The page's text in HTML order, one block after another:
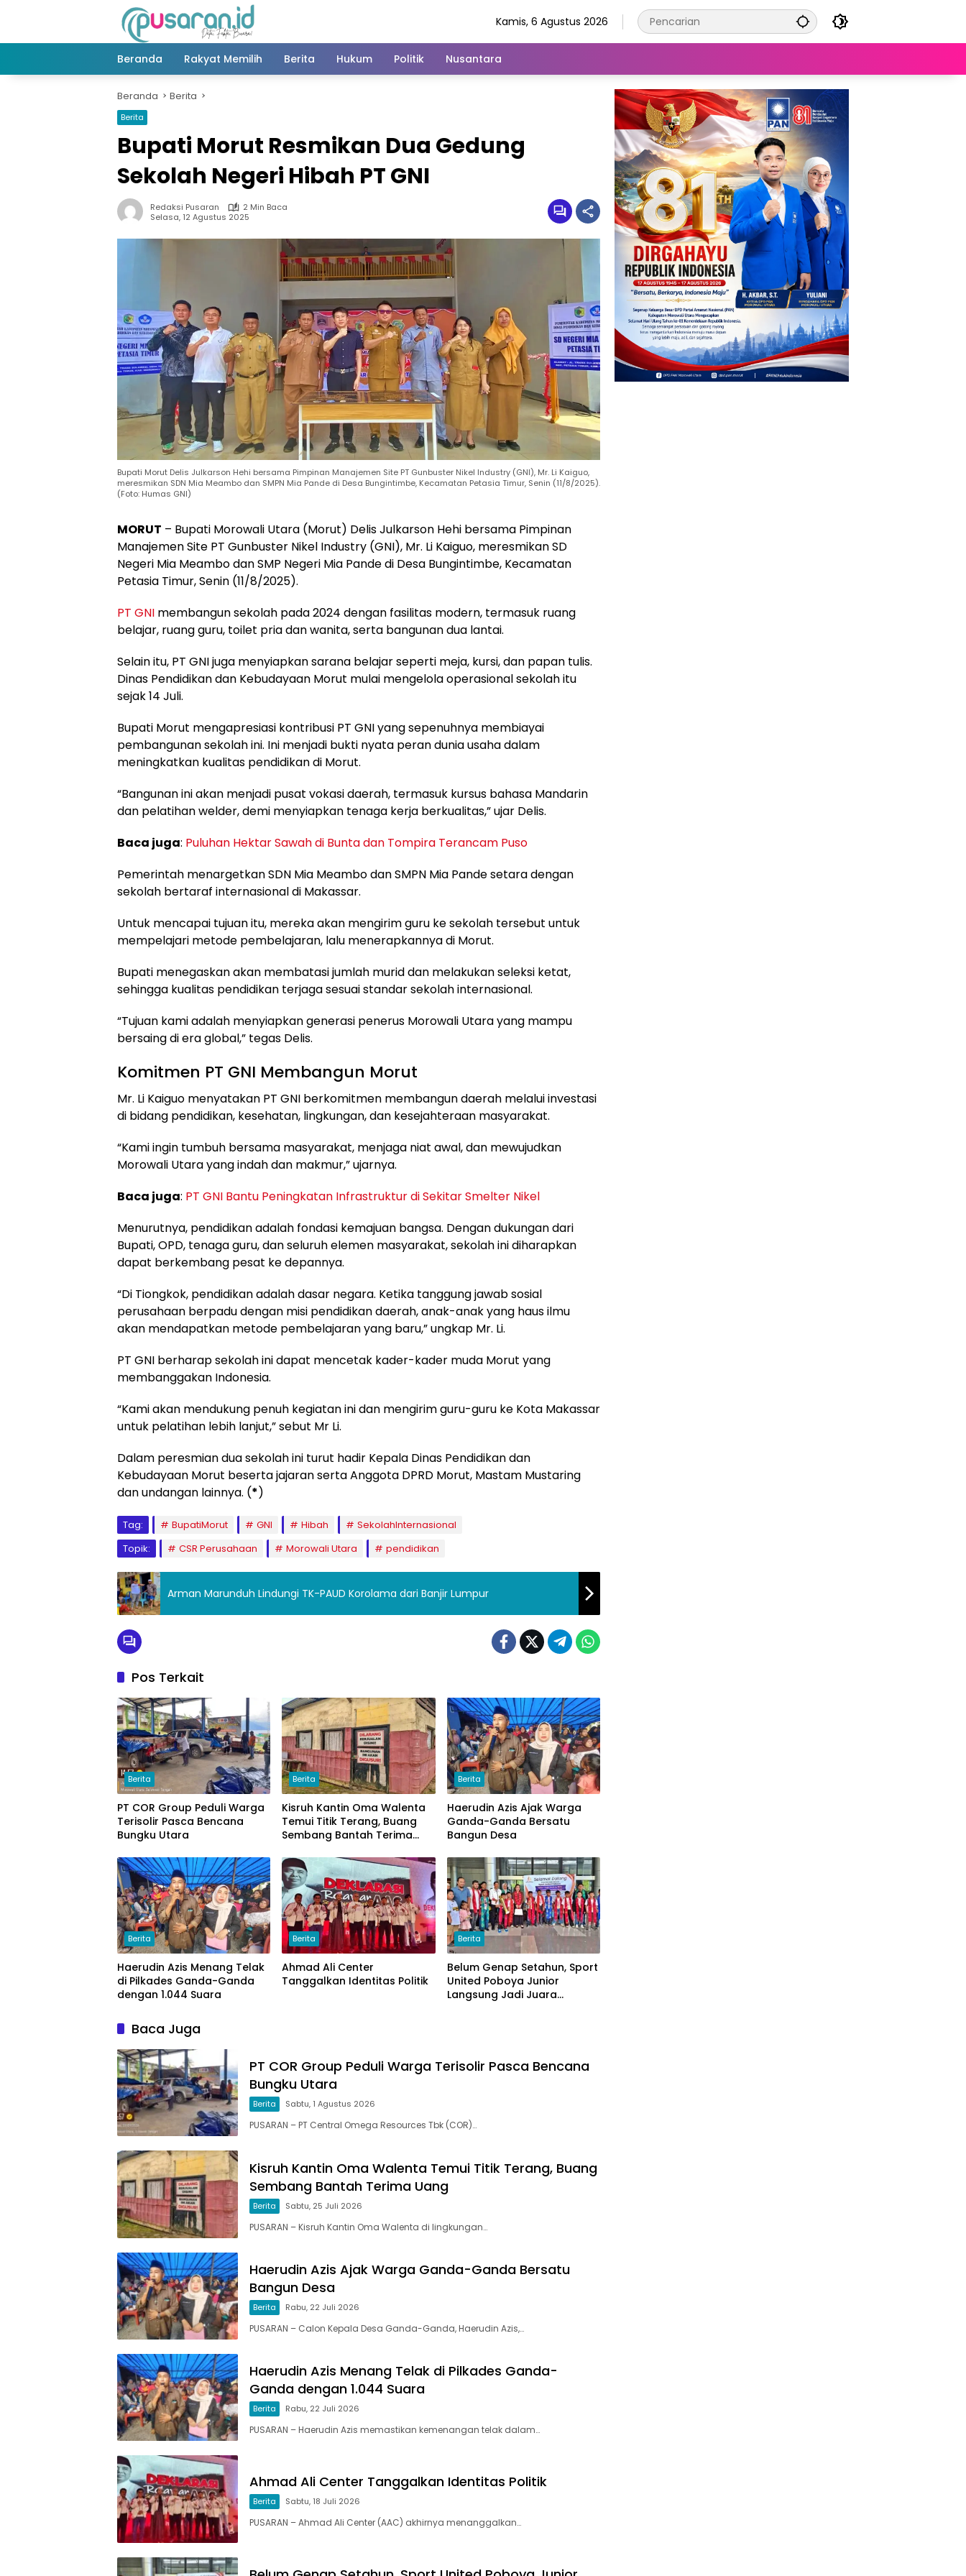
Kamis, 6 Agustus 2026
Beranda Rakyat Memilih Berita Hukum Politik Nusantara
Beranda Berita
Berita
Bupati Morut Resmikan Dua Gedung
Sekolah Negeri Hibah PT GNI
Redaksi Pusaran
2 Min Baca
Selasa, 12 Agustus 2025
Bupati Morut Delis Julkarson Hehi bersama Pimpinan Manajemen Site PT Gunbuster Nikel Industry (GNI), Mr. Li Kaiguo,
meresmikan SDN Mia Meambo dan SMPN Mia Pande di Desa Bungintimbe, Kecamatan Petasia Timur, Senin (11/8/2025).
(Foto: Humas GNI)
MORUT – Bupati Morowali Utara (Morut) Delis Julkarson Hehi bersama Pimpinan
Manajemen Site PT Gunbuster Nikel Industry (GNI), Mr. Li Kaiguo, meresmikan SD
Negeri Mia Meambo dan SMP Negeri Mia Pande di Desa Bungintimbe, Kecamatan
Petasia Timur, Senin (11/8/2025).
PT GNI membangun sekolah pada 2024 dengan fasilitas modern, termasuk ruang
belajar, ruang guru, toilet pria dan wanita, serta bangunan dua lantai.
Selain itu, PT GNI juga menyiapkan sarana belajar seperti meja, kursi, dan papan tulis.
Dinas Pendidikan dan Kebudayaan Morut mulai mengelola operasional sekolah itu
sejak 14 Juli.
Bupati Morut mengapresiasi kontribusi PT GNI yang sepenuhnya membiayai
pembangunan sekolah ini. Ini menjadi bukti nyata peran dunia usaha dalam
meningkatkan kualitas pendidikan di Morut.
“Bangunan ini akan menjadi pusat vokasi daerah, termasuk kursus bahasa Mandarin
dan pelatihan welder, demi menyiapkan tenaga kerja berkualitas,” ujar Delis.
Baca juga: Puluhan Hektar Sawah di Bunta dan Tompira Terancam Puso
Pemerintah menargetkan SDN Mia Meambo dan SMPN Mia Pande setara dengan
sekolah bertaraf internasional di Makassar.
Untuk mencapai tujuan itu, mereka akan mengirim guru ke sekolah tersebut untuk
mempelajari metode pembelajaran, lalu menerapkannya di Morut.
Bupati menegaskan akan membatasi jumlah murid dan melakukan seleksi ketat,
sehingga kualitas pendidikan terjaga sesuai standar sekolah internasional.
“Tujuan kami adalah menyiapkan generasi penerus Morowali Utara yang mampu
bersaing di era global,” tegas Delis.
Komitmen PT GNI Membangun Morut
Mr. Li Kaiguo menyatakan PT GNI berkomitmen membangun daerah melalui investasi
di bidang pendidikan, kesehatan, lingkungan, dan kesejahteraan masyarakat.
“Kami ingin tumbuh bersama masyarakat, menjaga niat awal, dan mewujudkan
Morowali Utara yang indah dan makmur,” ujarnya.
Baca juga: PT GNI Bantu Peningkatan Infrastruktur di Sekitar Smelter Nikel
Menurutnya, pendidikan adalah fondasi kemajuan bangsa. Dengan dukungan dari
Bupati, OPD, tenaga guru, dan seluruh elemen masyarakat, sekolah ini diharapkan
dapat berkembang pesat ke depannya.
“Di Tiongkok, pendidikan adalah dasar negara. Ketika tanggung jawab sosial
perusahaan berpadu dengan misi pendidikan daerah, anak-anak yang haus ilmu
akan mendapatkan metode pembelajaran yang baru,” ungkap Mr. Li.
PT GNI berharap sekolah ini dapat mencetak kader-kader muda Morut yang
membanggakan Indonesia.
“Kami akan mendukung penuh kegiatan ini dan mengirim guru-guru ke Kota Makassar
untuk pelatihan lebih lanjut,” sebut Mr Li.
Dalam peresmian dua sekolah ini turut hadir Kepala Dinas Pendidikan dan
Kebudayaan Morut beserta jajaran serta Anggota DPRD Morut, Mastam Mustaring
dan undangan lainnya. (*)
Tag: BupatiMorut GNI Hibah
SekolahInternasional
Topik:
CSR Perusahaan Morowali Utara pendidikan
Arman Marunduh Lindungi TK-PAUD Korolama dari Banjir Lumpur
Pos Terkait
Berita
PT COR Group Peduli Warga
Terisolir Pasca Bencana
Bungku Utara
Berita
Kisruh Kantin Oma Walenta
Temui Titik Terang, Buang
Sembang Bantah Terima
Berita
Haerudin Azis Ajak Warga
Ganda-Ganda Bersatu
Bangun Desa
Berita
Haerudin Azis Menang Telak
di Pilkades Ganda-Ganda
dengan 1.044 Suara
Berita
Ahmad Ali Center
Tanggalkan Identitas Politik
Berita
Belum Genap Setahun, Sport
United Poboya Junior
Langsung Jadi Juara
Baca Juga
PT COR Group Peduli Warga Terisolir Pasca Bencana
Bungku Utara
Berita Sabtu, 1 Agustus 2026
PUSARAN – PT Central Omega Resources Tbk (COR)…
Kisruh Kantin Oma Walenta Temui Titik Terang, Buang
Sembang Bantah Terima Uang
Berita Sabtu, 25 Juli 2026
PUSARAN – Kisruh Kantin Oma Walenta di lingkungan…
Haerudin Azis Ajak Warga Ganda-Ganda Bersatu
Bangun Desa
Berita Rabu, 22 Juli 2026
PUSARAN – Calon Kepala Desa Ganda-Ganda, Haerudin Azis,…
Haerudin Azis Menang Telak di Pilkades Ganda-
Ganda dengan 1.044 Suara
Berita Rabu, 22 Juli 2026
PUSARAN – Haerudin Azis memastikan kemenangan telak dalam…
Ahmad Ali Center Tanggalkan Identitas Politik
Berita Sabtu, 18 Juli 2026
PUSARAN – Ahmad Ali Center (AAC) akhirnya menanggalkan…